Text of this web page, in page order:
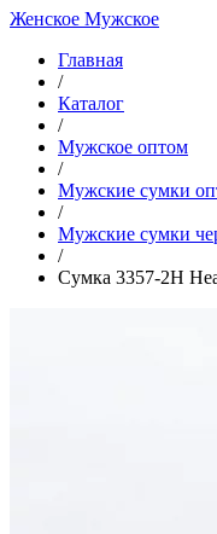
Женское Мужское
Главная
/
Каталог
/
Мужское оптом
/
Мужские сумки
/
Мужские сумки
/
Сумка 3357-2H